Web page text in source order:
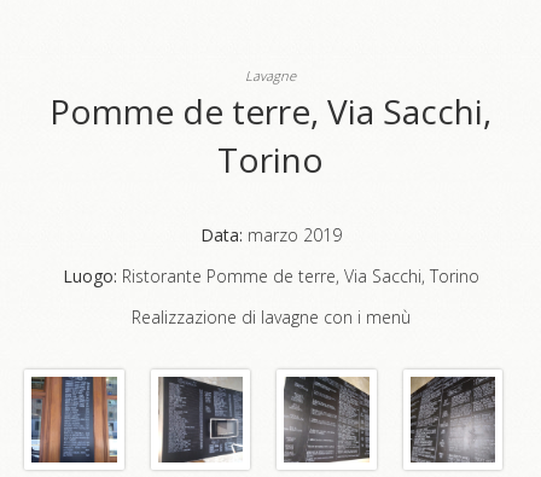
Lavagne
Pomme de terre, Via Sacchi,
Torino
Data: marzo 2019
Luogo: Ristorante Pomme de terre, Via Sacchi, Torino
Realizzazione di lavagne con i menù